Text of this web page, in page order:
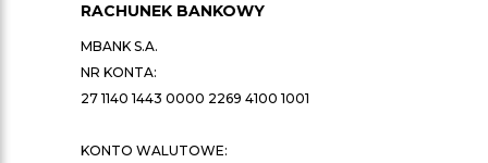
RACHUNEK BANKOWY
MBANK S.A.
NR KONTA:
27 1140 1443 0000 2269 4100 1001
KONTO WALUTOWE: